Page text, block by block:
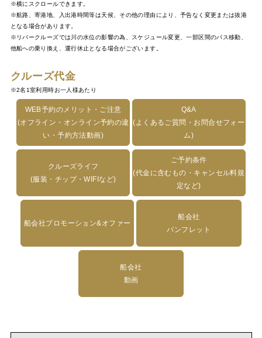
※横にスクロールできます。
※航路、寄港地、入出港時間等は天候、その他の理由により、予告なく変更または抜港
となる場合があります。
※リバークルーズでは川の水位の影響の為、スケジュール変更、一部区間のバス移動、
他船への乗り換え、運行休止となる場合がございます。
クルーズ代金
※2名1室利用時お一人様あたり
WEB予約のメリット・ご注意
(オフライン・オンライン予約の違
い・予約方法動画)
Q&A
(よくあるご質問・お問合せフォー
ム)
クルーズライフ
(服装・チップ・WIFIなど)
ご予約条件
(代金に含むもの・キャンセル料規
定など)
船会社プロモーション&オファー
船会社
パンフレット
船会社
動画